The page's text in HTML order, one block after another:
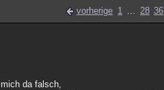
vorherige 1 ... 28 36
da falsch,